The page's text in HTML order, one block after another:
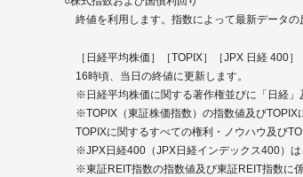
終値を利用します。指数によって最新データ
［日経平均株価］［TOPIX］［JPX 日経 400］
16時頃、当日の終値に更新します。
※日経平均株価に関する著作権並びに「日経」
※TOPIX（東証株価指数）の指数値及び
TOPIXに関するすべての権利・ノウハウ及び
※JPX日経400（JPX日経インデックス400）は
※東証REIT指数の指数値及び東証REIT指数に